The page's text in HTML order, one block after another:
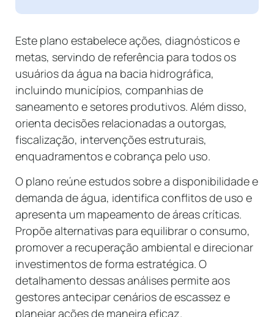
Este plano estabelece ações, diagnósticos e
metas, servindo de referência para todos os
usuários da água na bacia hidrográfica,
incluindo municípios, companhias de
saneamento e setores produtivos. Além disso,
orienta decisões relacionadas a outorgas,
fiscalização, intervenções estruturais,
enquadramentos e cobrança pelo uso.
O plano reúne estudos sobre a disponibilidade e
demanda de água, identifica conflitos de uso e
apresenta um mapeamento de áreas críticas.
Propõe alternativas para equilibrar o consumo,
promover a recuperação ambiental e direcionar
investimentos de forma estratégica. O
detalhamento dessas análises permite aos
gestores antecipar cenários de escassez e
planejar ações de maneira eficaz.